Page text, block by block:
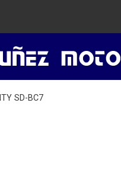
SD-BC7